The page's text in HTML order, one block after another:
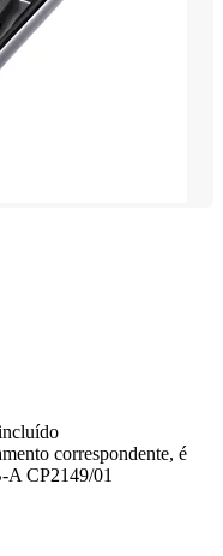
correspondente, é
A CP2149/01